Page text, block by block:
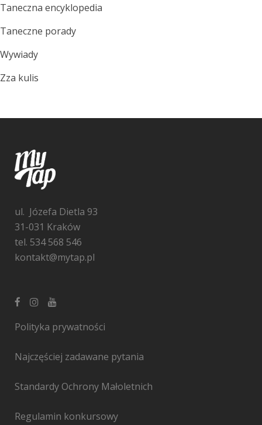
Taneczna encyklopedia
Taneczne porady
Wywiady
Zza kulis
ul. Józefa Dietla 93
31-031 Kraków
tel. 534 568 546
kontakt@mytap.pl
Polityka prywatności
Najczęściej zadawane pytania
Standardy Ochrony Małoletnich
Regulamin konkursowy